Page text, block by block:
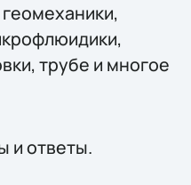
трубе и многое
и ответы.